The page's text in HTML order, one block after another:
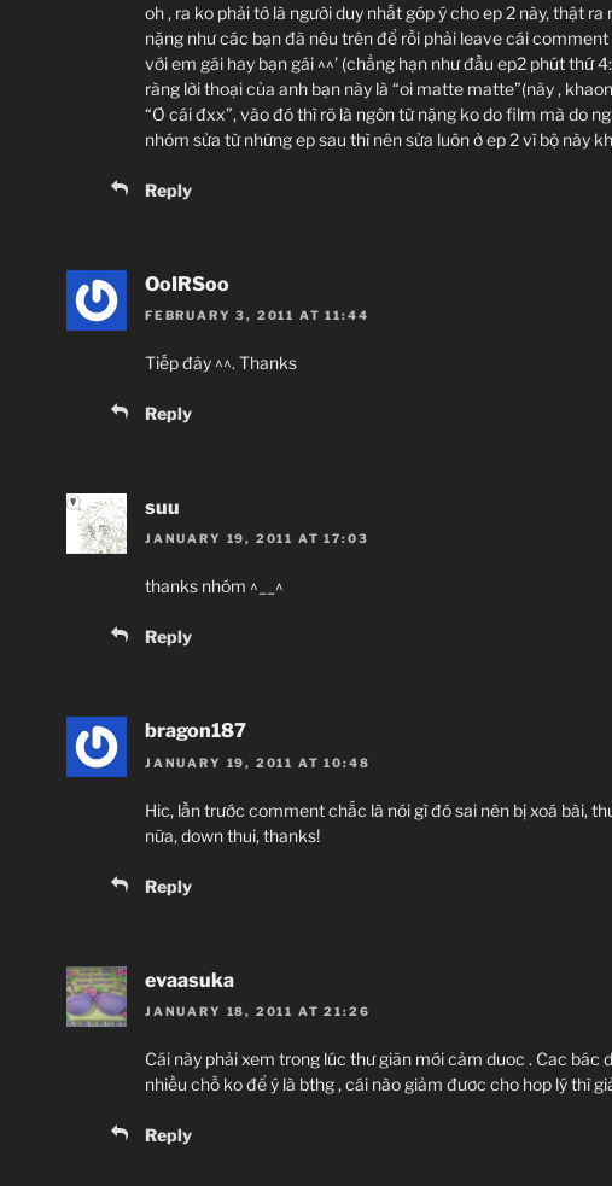
oh , ra ko phải tớ là người duy nhất góp ý cho ep 2 này, thật
nặng như các bạn đã nêu trên để rồi phải leave cái
với em gái hay bạn gái ^^’ (chẳng hạn như đầu ep2 phút thứ
ràng lời thoại của anh bạn này là “oi matte matte”(này ,
“Ơ cái đxx”, vào đó thì rõ là ngôn từ nặng ko do film mà do
nhóm sửa từ những ep sau thì nên sửa luôn ở ep 2 vì bộ này
Reply
OoIRSoo
FEBRUARY 3, 2011 AT 11:44
Tiếp đây ^^. Thanks
Reply
suu
JANUARY 19, 2011 AT 17:03
thanks nhóm ^__^
Reply
bragon187
JANUARY 19, 2011 AT 10:48
Hic, lần trước comment chắc là nói gì đó sai nên bị xoá bài,
nữa, down thui, thanks!
Reply
evaasuka
JANUARY 18, 2011 AT 21:26
Cái này phải xem trong lúc thư giãn mới cảm duoc . Cac
nhiều chỗ ko để ý là bthg , cái nào giảm đươc cho hop lý thì
Reply